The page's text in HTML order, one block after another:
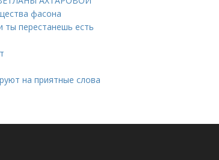
фасона
ты перестанешь есть
на приятные слова